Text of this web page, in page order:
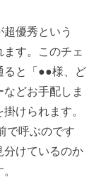
優秀という
す。このチェ
ると「●●様、ど
どお手配しま
けられます。
で呼ぶのです
分けているのか